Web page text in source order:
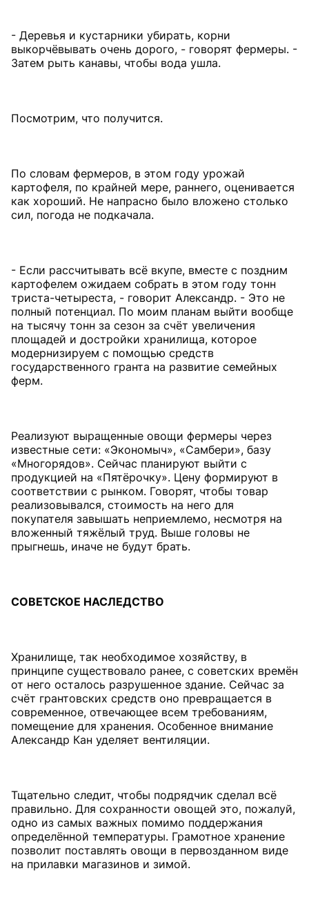
- Деревья и кустарники убирать, корни
выкорчёвывать очень дорого, - говорят фермеры. -
Затем рыть канавы, чтобы вода ушла.
Посмотрим, что получится.
По словам фермеров, в этом году урожай
картофеля, по крайней мере, раннего, оценивается
как хороший. Не напрасно было вложено столько
сил, погода не подкачала.
- Если рассчитывать всё вкупе, вместе с поздним
картофелем ожидаем собрать в этом году тонн
триста-четыреста, - говорит Александр. - Это не
полный потенциал. По моим планам выйти вообще
на тысячу тонн за сезон за счёт увеличения
площадей и достройки хранилища, которое
модернизируем с помощью средств
государственного гранта на развитие семейных
ферм.
Реализуют выращенные овощи фермеры через
известные сети: «Экономыч», «Самбери», базу
«Многорядов». Сейчас планируют выйти с
продукцией на «Пятёрочку». Цену формируют в
соответствии с рынком. Говорят, чтобы товар
реализовывался, стоимость на него для
покупателя завышать неприемлемо, несмотря на
вложенный тяжёлый труд. Выше головы не
прыгнешь, иначе не будут брать.
СОВЕТСКОЕ НАСЛЕДСТВО
Хранилище, так необходимое хозяйству, в
принципе существовало ранее, с советских времён
от него осталось разрушенное здание. Сейчас за
счёт грантовских средств оно превращается в
современное, отвечающее всем требованиям,
помещение для хранения. Особенное внимание
Александр Кан уделяет вентиляции.
Тщательно следит, чтобы подрядчик сделал всё
правильно. Для сохранности овощей это, пожалуй,
одно из самых важных помимо поддержания
определённой температуры. Грамотное хранение
позволит поставлять овощи в первозданном виде
на прилавки магазинов и зимой.